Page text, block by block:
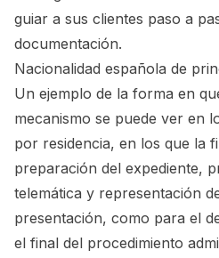
guiar a sus clientes paso a
documentación.
Nacionalidad española de
Un ejemplo de la forma en
mecanismo se puede ver en
por residencia, en los que la
preparación del expediente,
telemática y representación
presentación, como para el
el final del procedimiento